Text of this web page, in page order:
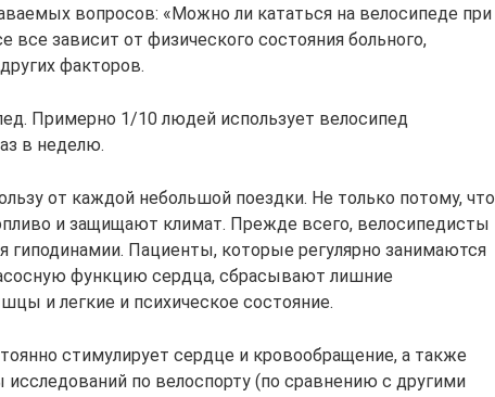
вопросов: «Можно ли кататься на велосипеде при
все зависит от физического состояния больного,
факторов.
Примерно 1/10 людей использует велосипед
в неделю.
от каждой небольшой поездки. Не только потому, что
и защищают климат. Прежде всего, велосипедисты
Пациенты, которые регулярно занимаются
функцию сердца, сбрасывают лишние
и легкие и психическое состояние.
стимулирует сердце и кровообращение, а также
по велоспорту (по сравнению с другими